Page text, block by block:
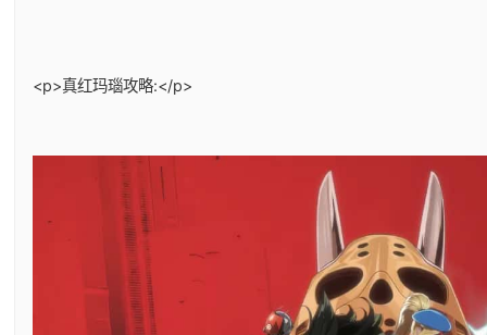
<p>真红玛瑙攻略:</p>